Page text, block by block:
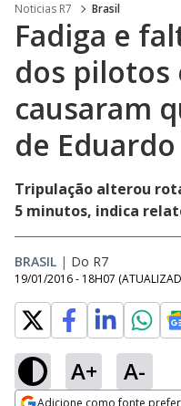
Noticias R7 Brasil
Fadiga e
dos pilotos
causaram
de
Tripulação alterou
5 minutos, indica
BRASIL | Do R7
19/01/2016 - 18H07
A+ A-
Adicione como fonte